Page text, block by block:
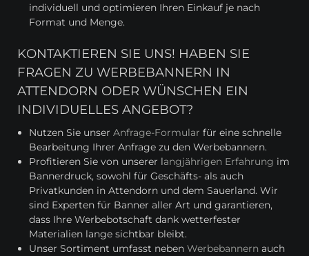
individuell und optimieren Ihren Einkauf je nach
Format und Menge.
KONTAKTIEREN SIE UNS! HABEN SIE
FRAGEN ZU WERBEBANNERN IN
ATTENDORN ODER WÜNSCHEN EIN
INDIVIDUELLES ANGEBOT?
Nutzen Sie unserAnfrage-Formular für eine schnelle
Bearbeitung Ihrer Anfrage zu den Werbebannern.
Profitieren Sie von unserer langjährigen Erfahrung im
Bannerdruck, sowohl für Geschäfts- als auch
Privatkunden in Attendorn und dem Sauerland. Wir
sind Experten für Banner aller Art und garantieren,
dass Ihre Werbebotschaft dank wetterfester
Materialien lange sichtbar bleibt.
Unser Sortiment umfasst nebenWerbebannern auch